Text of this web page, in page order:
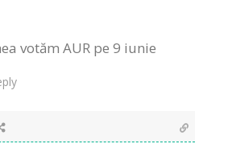
votăm AUR pe 9 iunie